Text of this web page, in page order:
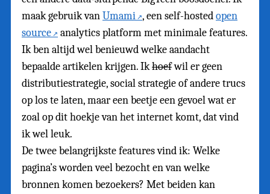
maak gebruik vanUmami , een self-hostedopen
source
analytics platform met minimale features.
Ik ben altijd wel benieuwd welke aandacht
bepaalde artikelen krijgen. Ikhoefwil er geen
distributiestrategie, social strategie of andere trucs
op los te laten, maar een beetje een gevoel wat er
zoal op dit hoekje van het internet komt, dat vind
ik wel leuk.
De twee belangrijkste features vind ik: Welke
pagina’s worden veel bezocht en van welke
bronnen komen bezoekers? Met beiden kan